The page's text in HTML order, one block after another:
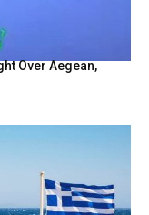
Over Aegean,